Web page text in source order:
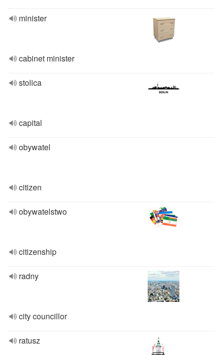
minister
cabinet minister
stolica
capital
obywatel
citizen
obywatelstwo
citizenship
radny
city councillor
ratusz